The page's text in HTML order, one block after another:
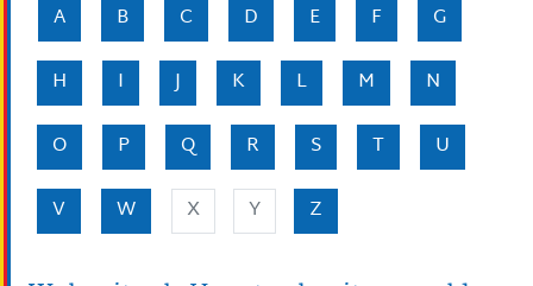
A B C D E F
G
H
I J K L M
N
O
P Q R S T
U
V
W X Y Z